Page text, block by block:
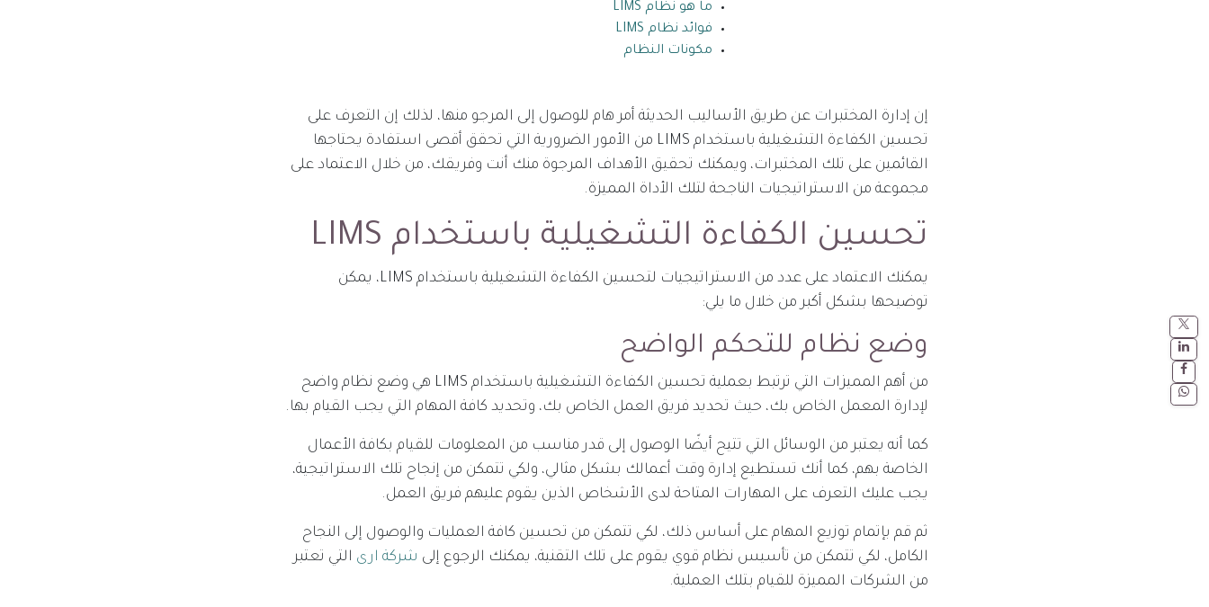
ما هو نظام LIMS
فوائد نظام LIMS
مكونات النظام
إن إدارة المختبرات عن طريق الأساليب الحديثة أمر هام للوصول إلى المرجو منها، لذلك إن التعرف على
تحسين الكفاءة التشغيلية باستخدام LIMS من الأمور الضرورية التي تحقق أقصى استفادة يحتاجها
القائمين على تلك المختبرات، ويمكنك تحقيق الأهداف المرجوة منك أنت وفريقك، من خلال الاعتماد على
مجموعة من الاستراتيجيات الناجحة لتلك الأداة المميزة.
تحسين الكفاءة التشغيلية باستخدام LIMS
يمكنك الاعتماد على عدد من الاستراتيجيات لتحسين الكفاءة التشغيلية باستخدام LIMS، يمكن
توضيحها بشكل أكبر من خلال ما يلي:
وضع نظام للتحكم الواضح
من أهم المميزات التي ترتبط بعملية تحسين الكفاءة التشغيلية باستخدام LIMS هي وضع نظام واضح
لإدارة المعمل الخاص بك، حيث تحديد فريق العمل الخاص بك، وتحديد كافة المهام التي يجب القيام بها.
كما أنه يعتبر من الوسائل التي تتيح أيضًا الوصول إلى قدر مناسب من المعلومات للقيام بكافة الأعمال
الخاصة بهم، كما أنك تستطيع إدارة وقت أعمالك بشكل مثالي، ولكي تتمكن من إنجاح تلك الاستراتيجية،
يجب عليك التعرف على المهارات المتاحة لدى الأشخاص الذين يقوم عليهم فريق العمل.
ثم قم بإتمام توزيع المهام على أساس ذلك، لكي تتمكن من تحسين كافة العمليات والوصول إلى النجاح
الكامل، لكي تتمكن من تأسيس نظام قوي يقوم على تلك التقنية، يمكنك الرجوع إلى شركة ارى التي تعتبر
من الشركات المميزة للقيام بتلك العملية.